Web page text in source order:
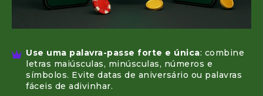
Use uma palavra-passe forte e única: combine
letras maiúsculas, minúsculas, números e
símbolos. Evite datas de aniversário ou palavras
fáceis de adivinhar.